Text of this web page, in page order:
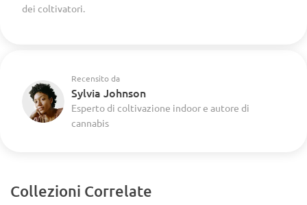
dei coltivatori.
Recensito da
Sylvia Johnson
Esperto di coltivazione indoor e autore di
cannabis
Collezioni Correlate